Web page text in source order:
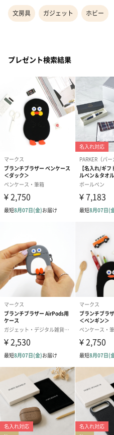
文房具 ガジェット ホビー
プレゼント検索結果